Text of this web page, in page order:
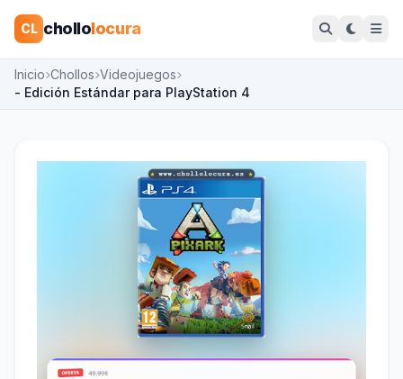
CL chollolocura
Inicio Chollos Videojuegos
- Edición Estándar para PlayStation 4